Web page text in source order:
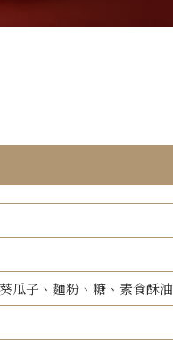
瓜子、麵粉、糖、素食酥油